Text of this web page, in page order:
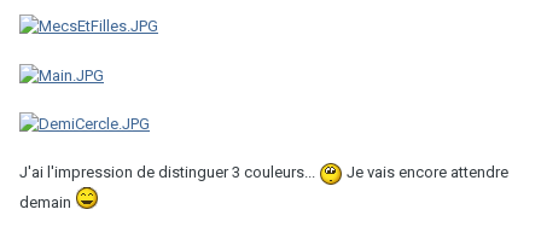
J'ai l'impression de distinguer 3 couleurs...
Je vais encore attendre
demain